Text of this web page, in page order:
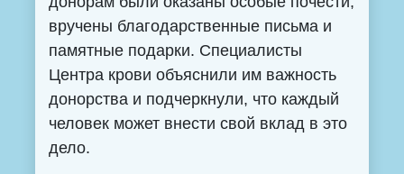
вручены благодарственные письма и
памятные подарки. Специалисты
Центра крови объяснили им важность
донорства и подчеркнули, что каждый
человек может внести свой вклад в это
дело.